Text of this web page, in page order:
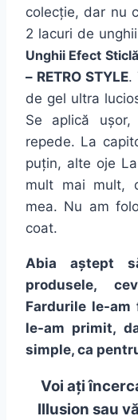
colecție, dar nu
2 lacuri de unghii
Unghii Efect Sticlă
– RETRO STYLE.
de gel ultra
Se aplică
repede. La
puțin, alte oje
mult mai mult,
mea. Nu am
coat.
Abia aștept
produsele,
Fardurile le-
le-am primit,
simple, ca
Voi ați
Illusion sau